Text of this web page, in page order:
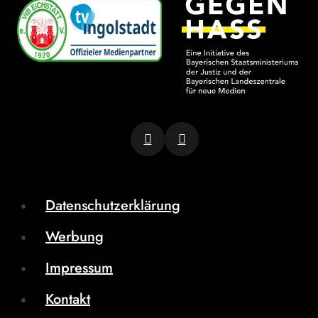
Datenschutzerklärung
Werbung
Impressum
Kontakt